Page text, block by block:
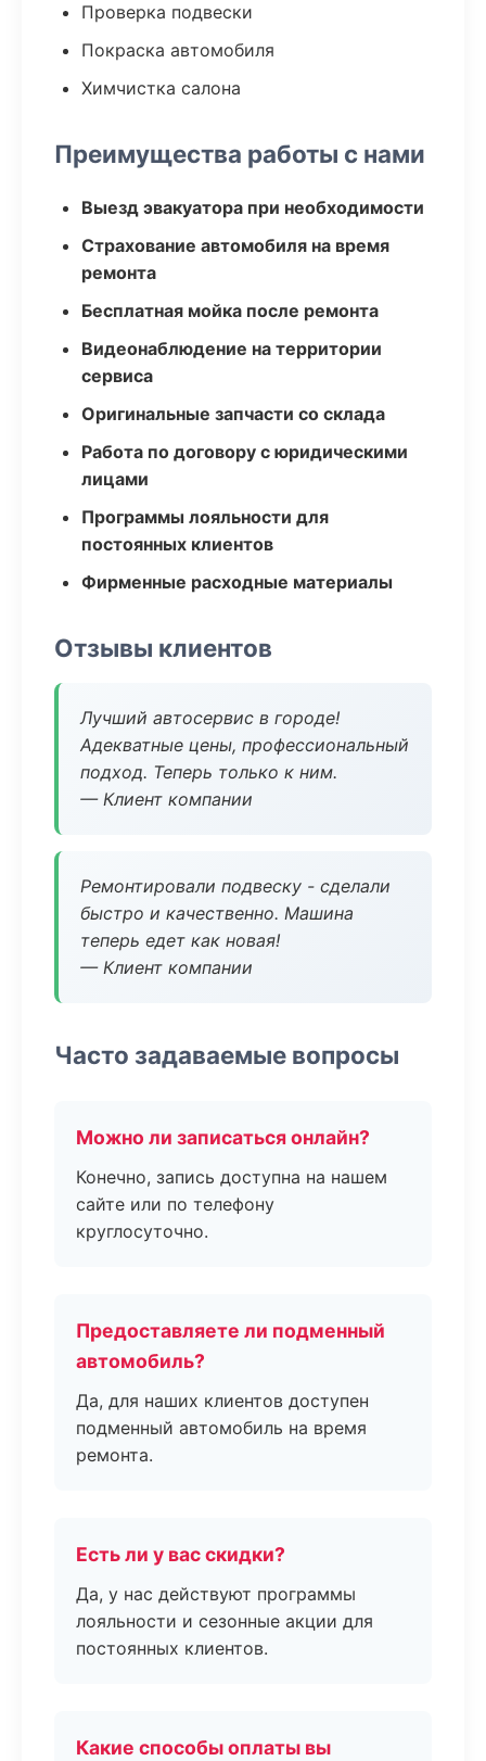
Проверка подвески
Покраска автомобиля
Химчистка салона
Преимущества работы с нами
Выезд эвакуатора при необходимости
Страхование автомобиля на время
ремонта
Бесплатная мойка после ремонта
Видеонаблюдение на территории
сервиса
Оригинальные запчасти со склада
Работа по договору с юридическими
лицами
Программы лояльности для
постоянных клиентов
Фирменные расходные материалы
Отзывы клиентов
Лучший автосервис в городе!
Адекватные цены, профессиональный
подход. Теперь только к ним.
— Клиент компании
Ремонтировали подвеску - сделали
быстро и качественно. Машина
теперь едет как новая!
— Клиент компании
Часто задаваемые вопросы
Можно ли записаться онлайн?
Конечно, запись доступна на нашем
сайте или по телефону
круглосуточно.
Предоставляете ли подменный
автомобиль?
Да, для наших клиентов доступен
подменный автомобиль на время
ремонта.
Есть ли у вас скидки?
Да, у нас действуют программы
лояльности и сезонные акции для
постоянных клиентов.
Какие способы оплаты вы